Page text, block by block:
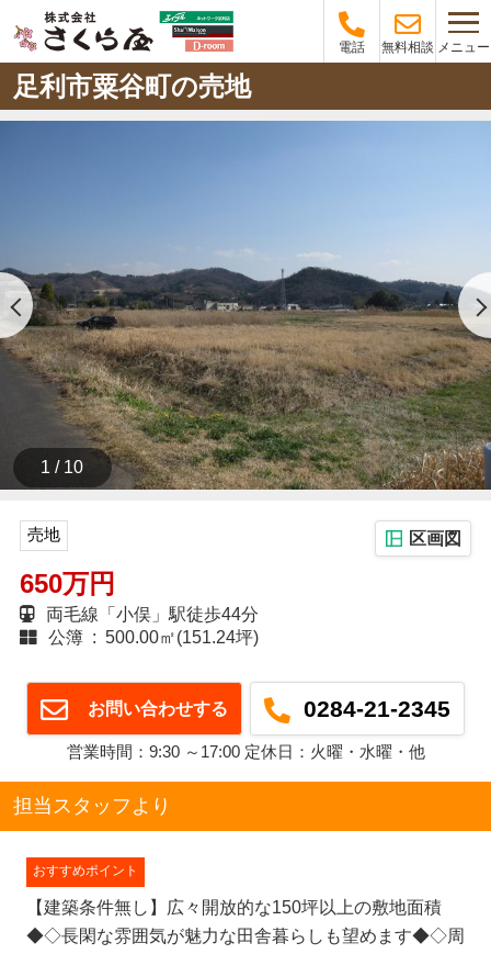
電話 無料相談 メニュー
足利市粟谷町の売地
1 / 10
売地 区画図
650万円
両毛線「小俣」駅徒歩44分
公簿 : 500.00㎡(151.24坪)
お問い合わせする 0284-21-2345
営業時間：9:30 ～17:00 定休日：火曜・水曜・他
担当スタッフより
おすすめポイント
【建築条件無し】広々開放的な150坪以上の敷地面積
◆◇長閑な雰囲気が魅力な田舎暮らしも望めます◆◇周